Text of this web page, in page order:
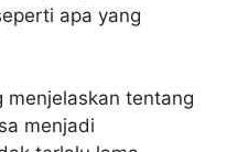
apa yang
tentang
menjadi